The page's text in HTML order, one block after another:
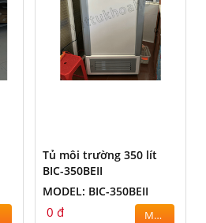
Tủ môi trường 350 lít
BIC-350BEII
MODEL: BIC-350BEII
0 đ MUA